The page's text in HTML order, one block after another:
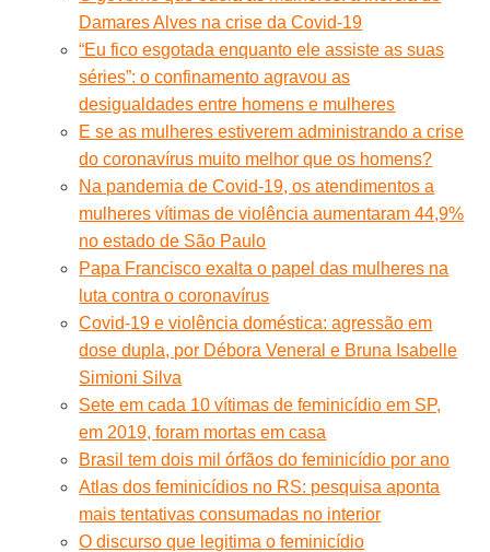
Damares Alves na crise da Covid-19
“Eu fico esgotada enquanto ele assiste as suas
séries”: o confinamento agravou as
desigualdades entre homens e mulheres
E se as mulheres estiverem administrando a crise
do coronavírus muito melhor que os homens?
Na pandemia de Covid-19, os atendimentos a
mulheres vítimas de violência aumentaram 44,9%
no estado de São Paulo
Papa Francisco exalta o papel das mulheres na
luta contra o coronavírus
Covid-19 e violência doméstica: agressão em
dose dupla, por Débora Veneral e Bruna Isabelle
Simioni Silva
Sete em cada 10 vítimas de feminicídio em SP,
em 2019, foram mortas em casa
Brasil tem dois mil órfãos do feminicídio por ano
Atlas dos feminicídios no RS: pesquisa aponta
mais tentativas consumadas no interior
O discurso que legitima o feminicídio